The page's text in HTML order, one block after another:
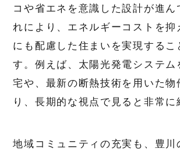
コや省エネを意識した設計が進ん
れにより、エネルギーコストを抑
にも配慮した住まいを実現するこ
す。例えば、太陽光発電システム
宅や、最新の断熱技術を用いた物
り、長期的な視点で見ると非常に
地域コミュニティの充実も、豊川